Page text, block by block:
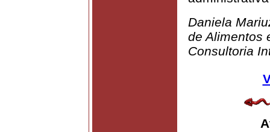
Daniela
de Alimentos
Consultoria